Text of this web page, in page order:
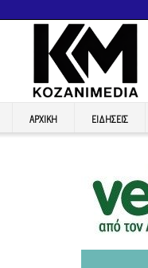
ΑΡΧΙΚΉ ΕΙΔΉΣΕΙΣ